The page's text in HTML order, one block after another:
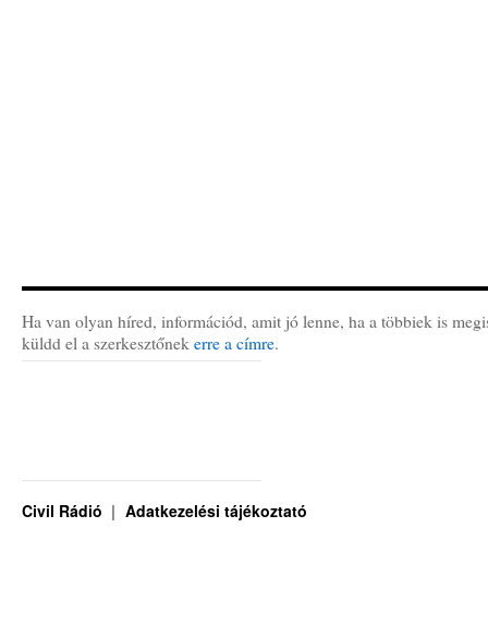
Ha van olyan híred, információd, amit jó lenne, ha a többiek is
küldd el a szerkesztőnek erre a címre.
Civil Rádió Adatkezelési tájékoztató